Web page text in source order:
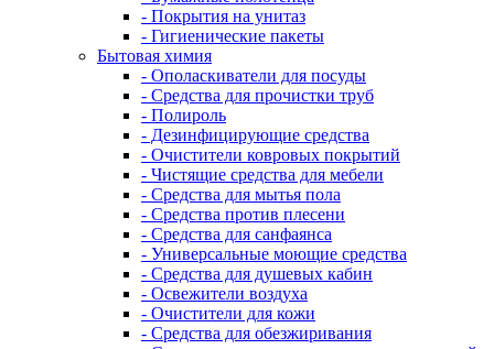
- Покрытия на унитаз
- Гигиенические пакеты
Бытовая химия
- Ополаскиватели для посуды
- Средства для прочистки труб
- Полироль
- Дезинфицирующие средства
- Очистители ковровых покрытий
- Чистящие средства для мебели
- Средства для мытья пола
- Средства против плесени
- Средства для санфаянса
- Универсальные моющие средства
- Средства для душевых кабин
- Освежители воздуха
- Очистители для кожи
- Средства для обезжиривания